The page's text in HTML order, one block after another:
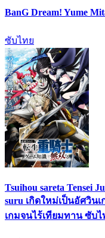
BanG Dream! Yume
ซับไทย
Tsuihou sareta Tensei
suru เกิดใหม่เป็นอัศวิน
เกมจนไร้เทียมทาน ซับไ